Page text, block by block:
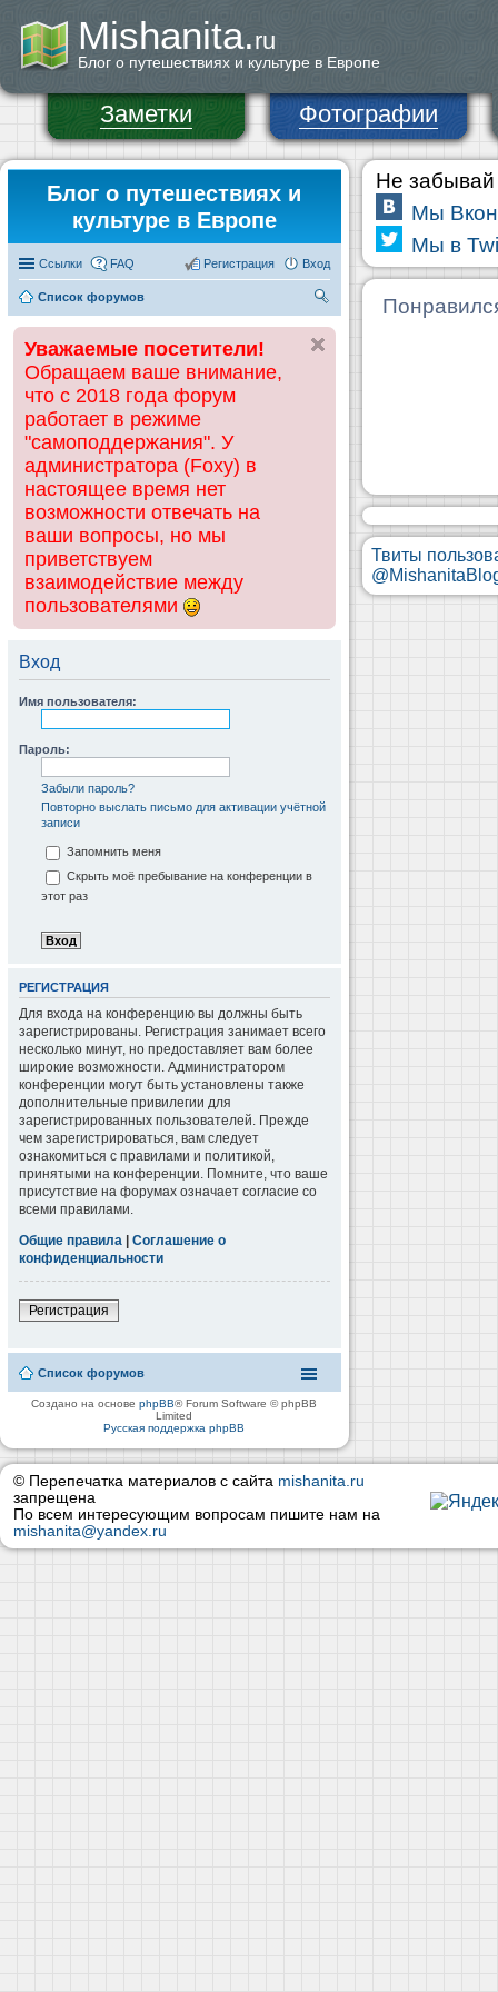
Mishanita.ru
Блог о путешествиях и культуре в Европе
Заметки Фотографии
Блог о путешествиях и
культуре в Европе
Ссылки FAQ Вход
Регистрация
Список форумов
ск
Уважаемые посетители!
Обращаем ваше внимание,
что с 2018 года форум
работает в режиме
"самоподдержания". У
администратора (Foxy) в
настоящее время нет
возможности отвечать на
ваши вопросы, но мы
приветствуем
взаимодействие между
пользователями
Вход
Имя пользователя:
Пароль:
Забыли пароль?
Повторно выслать письмо для активации учётной
записи
Запомнить меня
Скрыть моё пребывание на конференции в
этот раз
РЕГИСТРАЦИЯ
Для входа на конференцию вы должны быть
зарегистрированы. Регистрация занимает всего
несколько минут, но предоставляет вам более
широкие возможности. Администратором
конференции могут быть установлены также
дополнительные привилегии для
зарегистрированных пользователей. Прежде
чем зарегистрироваться, вам следует
ознакомиться с правилами и политикой,
принятыми на конференции. Помните, что ваше
присутствие на форумах означает согласие со
всеми правилами.
Общие правила | Соглашение о
конфиденциальности
Регистрация
Список форумов
Создано на основеphpBB® Forum Software © phpBB
Limited
Русская поддержка phpBB
Не забывай
Мы
Мы в
Твиты
© Перепечатка материалов с сайта mishanita.ru
запрещена
По всем интересующим вопросам пишите нам на
mishanita@yandex.ru